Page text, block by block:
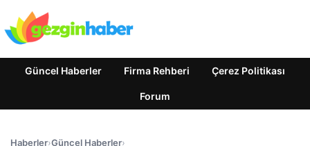
Güncel Haberler Firma Rehberi Çerez Politikası
Forum
Haberler›Güncel Haberler›